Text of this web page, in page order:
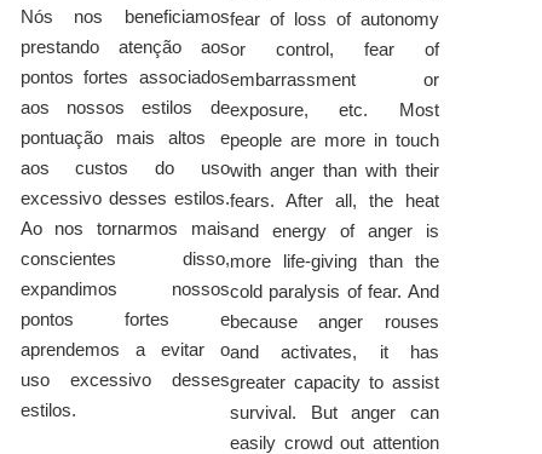
Nós nos beneficiamos
prestando atenção aos
pontos fortes associados
aos nossos estilos de
pontuação mais altos e
aos custos do uso
excessivo desses estilos.
Ao nos tornarmos mais
conscientes disso,
expandimos nossos
pontos fortes e
aprendemos a evitar o
uso excessivo desses
estilos.
fear of loss of autonomy
or control, fear of
embarrassment or
exposure, etc. Most
people are more in touch
with anger than with their
fears. After all, the heat
and energy of anger is
more life-giving than the
cold paralysis of fear. And
because anger rouses
and activates, it has
greater capacity to assist
survival. But anger can
easily crowd out attention